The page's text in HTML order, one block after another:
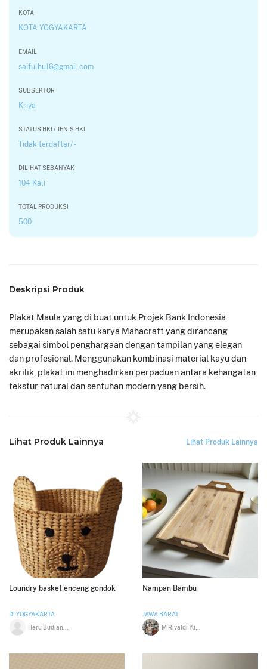
KOTA
KOTA YOGYAKARTA
EMAIL
saifulhu16@gmail.com
SUBSEKTOR
Kriya
STATUS HKI / JENIS HKI
Tidak terdaftar/ -
DILIHAT SEBANYAK
104 Kali
TOTAL PRODUKSI
500
Deskripsi Produk
Plakat Maula yang di buat untuk Projek Bank Indonesia
merupakan salah satu karya Mahacraft yang dirancang
sebagai simbol penghargaan dengan tampilan yang elegan
dan profesional. Menggunakan kombinasi material kayu dan
akrilik, plakat ini menghadirkan perpaduan antara kehangatan
tekstur natural dan sentuhan modern yang bersih.
Lihat Produk Lainnya Lihat Produk Lainnya
Loundry basket enceng gondok
DI YOGYAKARTA
Nampan Bambu
JAWA BARAT